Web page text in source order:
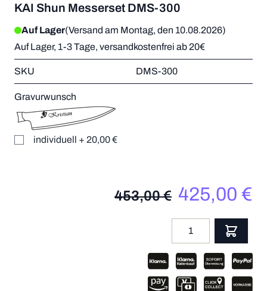
KAI Shun Messerset DMS-300
Auf Lager(Versand am Montag, den 10.08.2026)
Auf Lager, 1-3 Tage, versandkostenfrei ab 20€
SKU DMS-300
Gravurwunsch
individuell + 20,00 €
453,00 € 425,00 €